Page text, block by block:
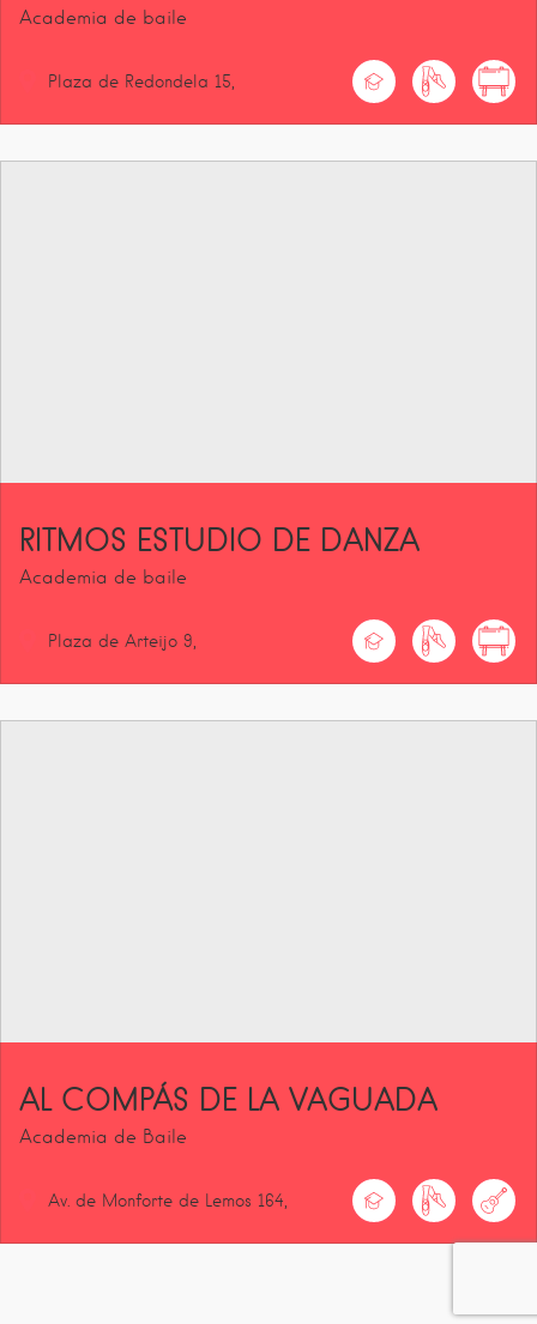
Academia de baile
Plaza de Redondela 15
RITMOS ESTUDIO DE DANZA
Academia de baile
Plaza de Arteijo 9
AL COMPÁS DE LA VAGUADA
Academia de Baile
Av. de Monforte de Lemos 164